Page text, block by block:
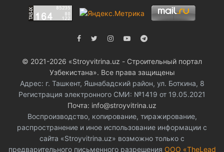
© 2021-2026 «Stroyvitrina.uz - Строительный портал
Узбекистана». Все права защищены
Адрес: г. Ташкент, Яшнабадский район, ул. Боткина, 8
Регистрация электронного СМИ: №1419 от 19.05.2021
Почта: info@stroyvitrina.uz
Воспроизводство, копирование, тиражирование,
распространение и иное использование информации с
сайта «Stroyvitrina.uz» возможно только с
предварительного письменного разрешения ООО «TheLead